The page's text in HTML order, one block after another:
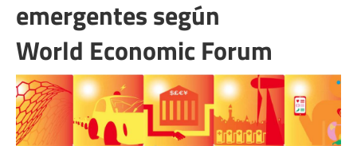
emergentes según
World Economic Forum